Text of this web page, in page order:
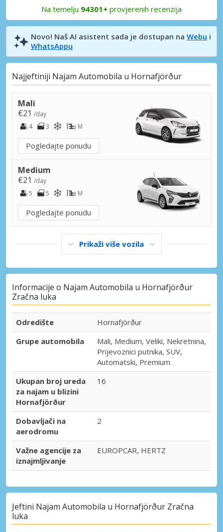
Na temelju 94301+ provjerenih recenzija
Novo! Naš AI asistent sada je dostupan na Webu i
WhatsAppu
Najjeftiniji Najam Automobila u Hornafjörður
Mali
€21 /day
4
3 M
Pogledajte ponudu
Medium
€21 /day
5
5 M
Pogledajte ponudu
Prikaži više vozila
Informacije o Najam Automobila u Hornafjörður
Zračna luka
Odredište
Hornafjörður
Grupe automobila
Mali, Medium, Veliki, Nekretnina,
Prijevoznici putnika, SUV,
Automatski, Premium.
Ukupan broj ureda
za najam u blizini
Hornafjörður
16
Dobavljači na
aerodromu
2
Važne agencije za
iznajmljivanje
EUROPCAR, HERTZ
Jeftini Najam Automobila u Hornafjörður Zračna
luka